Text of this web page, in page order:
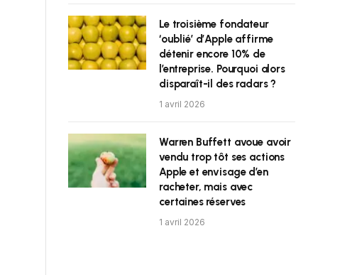
Le troisième fondateur
‘oublié’ d’Apple affirme
détenir encore 10% de
l’entreprise. Pourquoi alors
disparaît-il des radars ?
1 avril 2026
Warren Buffett avoue avoir
vendu trop tôt ses actions
Apple et envisage d’en
racheter, mais avec
certaines réserves
1 avril 2026